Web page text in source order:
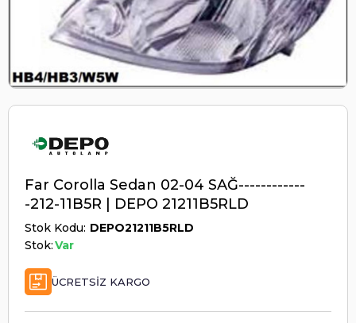
Far Corolla Sedan 02-04 SAĞ------------
-212-11B5R | DEPO 21211B5RLD
Stok Kodu DEPO21211B5RLD
Stok:Var
ÜCRETSIZ KARGO